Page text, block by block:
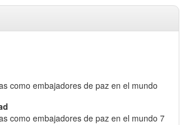
como embajadores de paz en el mundo
como embajadores de paz en el mundo 7